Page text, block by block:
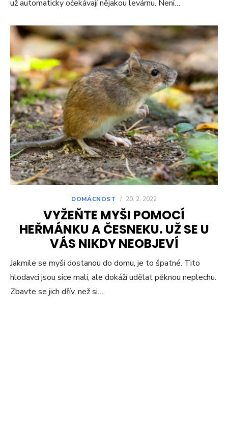
už automaticky očekávají nějakou levárnu. Není…
DOMÁCNOST / 20. 2. 2022
VYŽEŇTE MYŠI POMOCÍ
HEŘMÁNKU A ČESNEKU. UŽ SE U
VÁS NIKDY NEOBJEVÍ
Jakmile se myši dostanou do domu, je to špatné. Tito
hlodavci jsou sice malí, ale dokáží udělat pěknou neplechu.
Zbavte se jich dřív, než si…